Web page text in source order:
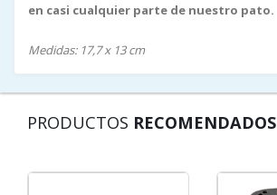
en casi cualquier parte de nuestro pato.
Medidas: 17,7 x 13 cm
PRODUCTOS RECOMENDADOS